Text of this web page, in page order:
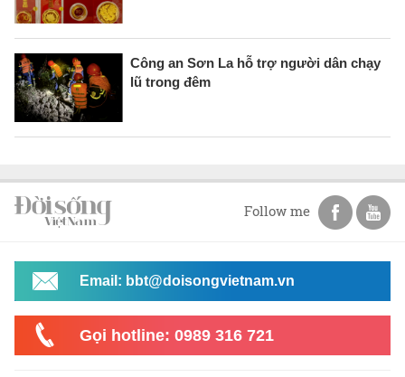
Công an Sơn La hỗ trợ người dân chạy
lũ trong đêm
Follow me
Email: bbt@doisongvietnam.vn
Gọi hotline: 0989 316 721